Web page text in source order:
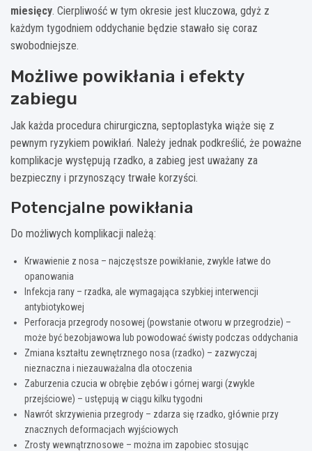
miesięcy. Cierpliwość w tym okresie jest kluczowa, gdyż z
każdym tygodniem oddychanie będzie stawało się coraz
swobodniejsze.
Możliwe powikłania i efekty
zabiegu
Jak każda procedura chirurgiczna, septoplastyka wiąże się z
pewnym ryzykiem powikłań. Należy jednak podkreślić, że poważne
komplikacje występują rzadko, a zabieg jest uważany za
bezpieczny i przynoszący trwałe korzyści.
Potencjalne powikłania
Do możliwych komplikacji należą:
Krwawienie z nosa – najczęstsze powikłanie, zwykle łatwe do
opanowania
Infekcja rany – rzadka, ale wymagająca szybkiej interwencji
antybiotykowej
Perforacja przegrody nosowej (powstanie otworu w przegrodzie) –
może być bezobjawowa lub powodować świsty podczas oddychania
Zmiana kształtu zewnętrznego nosa (rzadko) – zazwyczaj
nieznaczna i niezauważalna dla otoczenia
Zaburzenia czucia w obrębie zębów i górnej wargi (zwykle
przejściowe) – ustępują w ciągu kilku tygodni
Nawrót skrzywienia przegrody – zdarza się rzadko, głównie przy
znacznych deformacjach wyjściowych
Zrosty wewnątrznosowe – można im zapobiec stosując